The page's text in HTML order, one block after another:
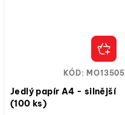
Jedlý papír A4 - silnější
(100 ks)
KÓD: MO13505